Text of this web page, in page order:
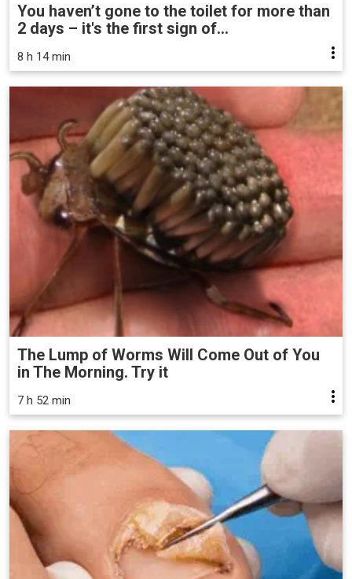
You haven’t gone to the toilet for more than
2 days – it's the first sign of...
8 h 14 min
The Lump of Worms Will Come Out of You
in The Morning. Try it
7 h 52 min